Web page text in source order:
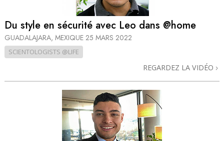
Du style en sécurité avec Leo dans @home
GUADALAJARA, MEXIQUE 25 MARS 2022
SCIENTOLOGISTS @LIFE
REGARDEZ LA VIDÉO